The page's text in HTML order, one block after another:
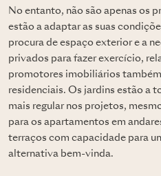
No entanto, não são apenas os
estão a adaptar as suas
procura de espaço exterior e a
privados para fazer exercício,
promotores imobiliários
residenciais. Os jardins estão a
mais regular nos projetos,
para os apartamentos em
terraços com capacidade para
alternativa bem-vinda.